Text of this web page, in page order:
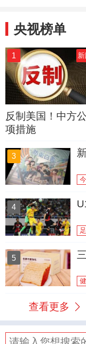
央视榜单
1 新
反制美国！中方
项措施
3
4
5
查看更多